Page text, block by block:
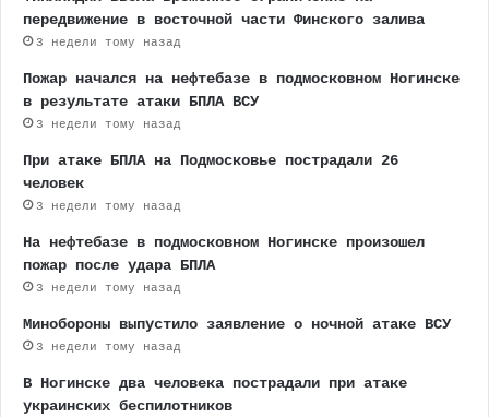
передвижение в восточной части Финского залива
3 недели тому назад
Пожар начался на нефтебазе в подмосковном Ногинске
в результате атаки БПЛА ВСУ
3 недели тому назад
При атаке БПЛА на Подмосковье пострадали 26
человек
3 недели тому назад
На нефтебазе в подмосковном Ногинске произошел
пожар после удара БПЛА
3 недели тому назад
Минобороны выпустило заявление о ночной атаке ВСУ
3 недели тому назад
В Ногинске два человека пострадали при атаке
украинских беспилотников